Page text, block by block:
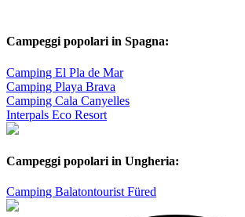
Campeggi popolari in Spagna:
Camping El Pla de Mar
Camping Playa Brava
Camping Cala Canyelles
Interpals Eco Resort
Campeggi popolari in Ungheria:
Camping Balatontourist Füred